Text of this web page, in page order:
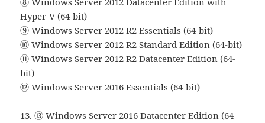
Hyper-V (64-bit)
⑨ Windows Server 2012 R2 Essentials (64-bit)
⑩ Windows Server 2012 R2 Standard Edition (64-bit)
⑪ Windows Server 2012 R2 Datacenter Edition (64-
bit)
⑫ Windows Server 2016 Essentials (64-bit)
13. ⑬ Windows Server 2016 Datacenter Edition (64-